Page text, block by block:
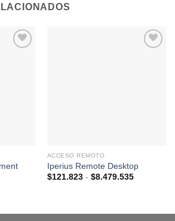
ACCESO REMOTO
Iperius Remote Desktop
$121.823 - $8.479.535Rango
hasta